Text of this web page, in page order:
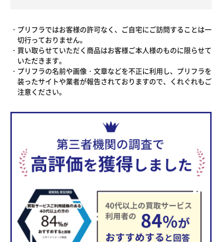
プリフラではお客様の許可なく、ご自宅にご訪問することは一
切行っておりません。
買い取らせていただく商品はお客様ご本人様のものに限らせて
いただきます。
プリフラの名前や画像・文章などを不正に利用し、プリフラを
装ったサイトや業者が報告されておりますので、くれぐれもご
注意ください。